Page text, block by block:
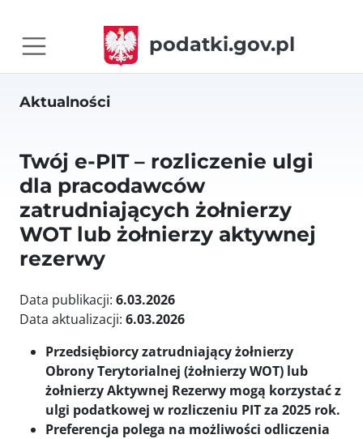
podatki.gov.pl
Aktualności
Twój e-PIT – rozliczenie ulgi
dla pracodawców
zatrudniających żołnierzy
WOT lub żołnierzy aktywnej
rezerwy
Data publikacji: 6.03.2026
Data aktualizacji: 6.03.2026
Przedsiębiorcy zatrudniający żołnierzy
Obrony Terytorialnej (żołnierzy WOT) lub
żołnierzy Aktywnej Rezerwy mogą korzystać z
ulgi podatkowej w rozliczeniu PIT za 2025 rok.
Preferencja polega na możliwości odliczenia